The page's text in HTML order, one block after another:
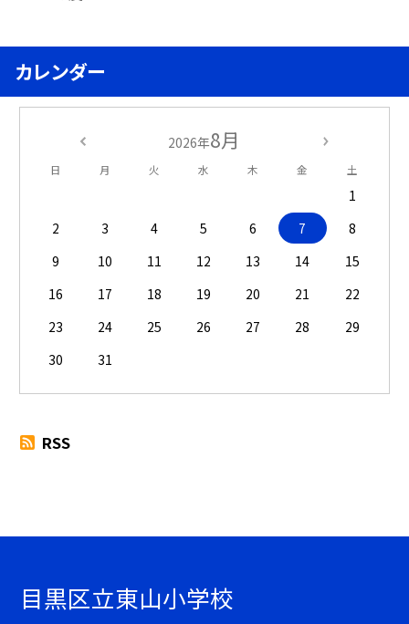
カレンダー
2026年8月
日 月 火 水 木 金 土
1
2
3 4 5 6 7
8
9
10 11 12 13 14
15
16
17 18 19 20 21
22
23
24 25 26 27 28
29
30
31
RSS
目黒区立東山小学校